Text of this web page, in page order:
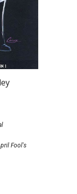
Fool's